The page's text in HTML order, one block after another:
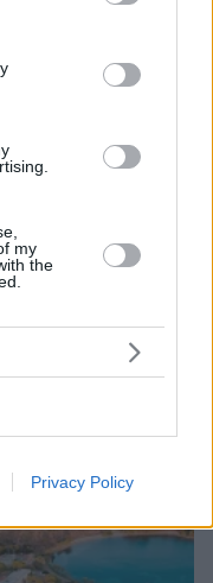
third-party tags to
in below Google
my
the
Privacy Policy
που
- Η αρχική